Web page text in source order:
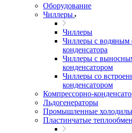
Оборудование
Чиллеры
Чиллеры
Чиллеры с водяным
конденсатора
Чиллеры с
конденсатором
Чиллеры со
конденсатором
Компрессорно-
Льдогенераторы
Промышленные
Пластинчатые